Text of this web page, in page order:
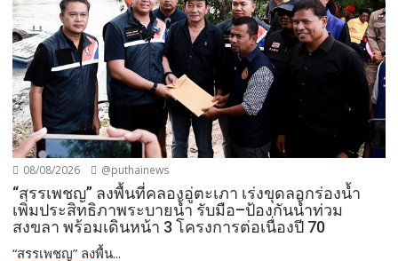
08/08/2026 @puthainews
“สรรเพชญ” ลงพื้นที่คลองอู่ตะเภา เร่งขุดลอกร่องน้ำ
เพิ่มประสิทธิภาพระบายน้ำ รับมือ–ป้องกันน้ำท่วม
สงขลา พร้อมเดินหน้า 3 โครงการต่อเนื่องปี 70
“สรรเพชญ” ลงพื้น...